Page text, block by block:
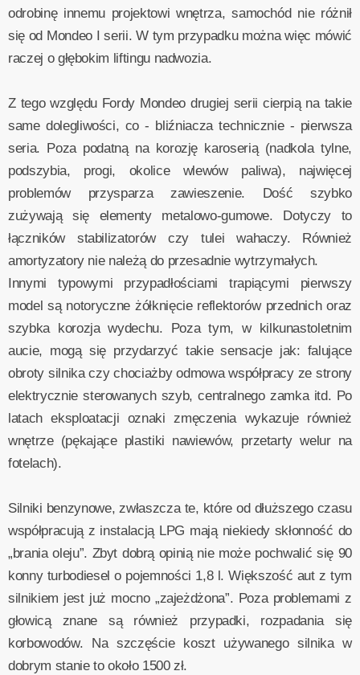
odrobinę innemu projektowi wnętrza, samochód nie różnił
się od Mondeo I serii. W tym przypadku można więc mówić
raczej o głębokim liftingu nadwozia.
Z tego względu Fordy Mondeo drugiej serii cierpią na takie
same dolegliwości, co - bliźniacza technicznie - pierwsza
seria. Poza podatną na korozję karoserią (nadkola tylne,
podszybia, progi, okolice wlewów paliwa), najwięcej
problemów przysparza zawieszenie. Dość szybko
zużywają się elementy metalowo-gumowe. Dotyczy to
łączników stabilizatorów czy tulei wahaczy. Również
amortyzatory nie należą do przesadnie wytrzymałych.
Innymi typowymi przypadłościami trapiącymi pierwszy
model są notoryczne żółknięcie reflektorów przednich oraz
szybka korozja wydechu. Poza tym, w kilkunastoletnim
aucie, mogą się przydarzyć takie sensacje jak: falujące
obroty silnika czy chociażby odmowa współpracy ze strony
elektrycznie sterowanych szyb, centralnego zamka itd. Po
latach eksploatacji oznaki zmęczenia wykazuje również
wnętrze (pękające plastiki nawiewów, przetarty welur na
fotelach).
Silniki benzynowe, zwłaszcza te, które od dłuższego czasu
współpracują z instalacją LPG mają niekiedy skłonność do
„brania oleju”. Zbyt dobrą opinią nie może pochwalić się 90
konny turbodiesel o pojemności 1,8 l. Większość aut z tym
silnikiem jest już mocno „zajeżdżona”. Poza problemami z
głowicą znane są również przypadki, rozpadania się
korbowodów. Na szczęście koszt używanego silnika w
dobrym stanie to około 1500 zł.